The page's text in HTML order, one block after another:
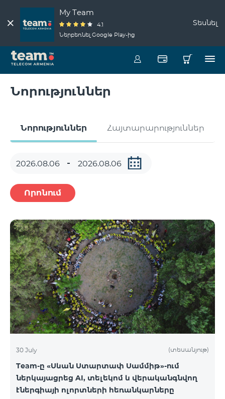
My Team
4.1
Ներբեռնել Google Play-ից
Տեսնել
Նորություններ
Նորություններ Հայտարարություններ
Որոնում
30 July (տեսանյութ)
Team-ը «Սևան Ստարտափ Սամմիթ»-ում
ներկայացրեց AI, տելեկոմ և վերականգնվող
էներգիայի ոլորտների հեռանկարները